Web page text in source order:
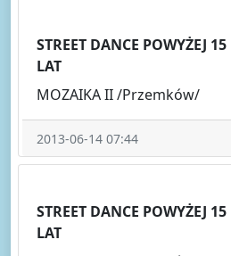
STREET DANCE POWYŻEJ 15
LAT
MOZAIKA II /Przemków/
2013-06-14 07:44
STREET DANCE POWYŻEJ 15
LAT